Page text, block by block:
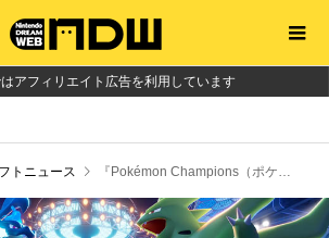
アフィリエイト広告を利用しています
トニュース 『Pokémon Champions（ポケモンチャンピオンズ）』のNintendo Switch版が4月に配信決定！